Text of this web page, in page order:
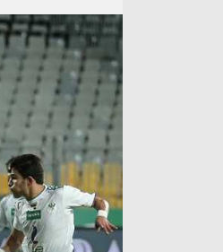
آراء حرة
ركن الألعاب